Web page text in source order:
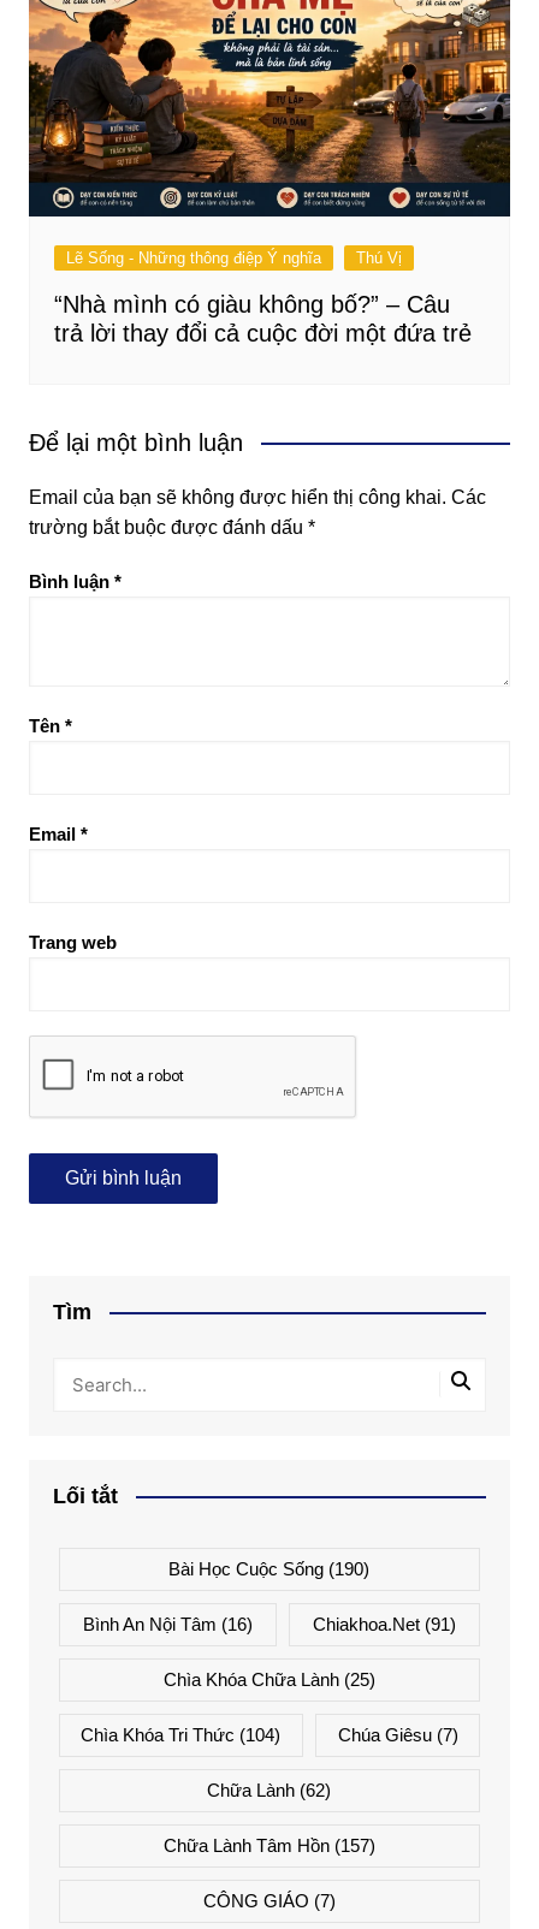
Lẽ Sống - Những thông điệp Ý nghĩa Thú Vị
“Nhà mình có giàu không bố?” – Câu
trả lời thay đổi cả cuộc đời một đứa trẻ
Để lại một bình luận
Email của bạn sẽ không được hiển thị công khai. Các
trường bắt buộc được đánh dấu *
Bình luận *
Tên *
Email *
Trang web
Tìm
Lối tắt
Bài Học Cuộc Sống (190)
Bình An Nội Tâm (16) Chiakhoa.net (91)
Chìa Khóa Chữa Lành(25)
Chìa Khóa Tri Thức (104) Chúa Giêsu(7)
Chữa Lành (62)
Chữa Lành Tâm Hồn(157)
CÔNG GIÁO (7)